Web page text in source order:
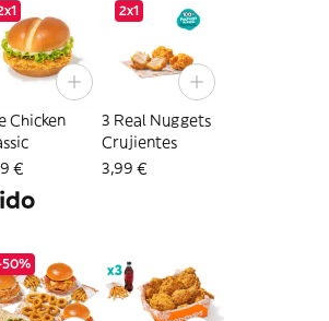
Chicken
€
2x1
3 Real Nuggets
Crujientes
3,99 €